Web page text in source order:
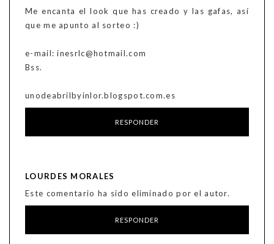
Me encanta el look que has creado y las gafas, así
que me apunto al sorteo :)
e-mail: inesrlc@hotmail.com
Bss.
unodeabrilbyinlor.blogspot.com.es
RESPONDER
LOURDES MORALES
Este comentario ha sido eliminado por el autor.
RESPONDER